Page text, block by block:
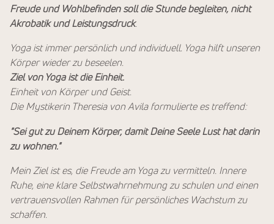
Freude und Wohlbefinden soll die Stunde begleiten, nicht
Akrobatik und Leistungsdruck.
Yoga ist immer persönlich und individuell. Yoga hilft unseren
Körper wieder zu beseelen.
Ziel von Yoga ist die Einheit.
Einheit von Körper und Geist.
Die Mystikerin Theresia von Avila formulierte es treffend:
"Sei gut zu Deinem Körper, damit Deine Seele Lust hat darin
zu wohnen."
Mein Ziel ist es, die Freude am Yoga zu vermitteln. Innere
Ruhe, eine klare Selbstwahrnehmung zu schulen und einen
vertrauensvollen Rahmen für persönliches Wachstum zu
schaffen.